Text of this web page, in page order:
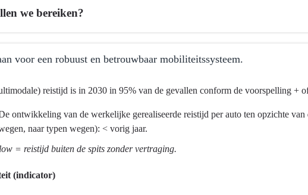
we bereiken?
voor een robuust en betrouwbaar mobiliteitssysteem.
reistijd is in 2030 in 95% van de gevallen conform de voorspelling +
ontwikkeling van de werkelijke gerealiseerde reistijd per auto ten opzichte
naar typen wegen): < vorig jaar.
= reistijd buiten de spits zonder vertraging.
(indicator)